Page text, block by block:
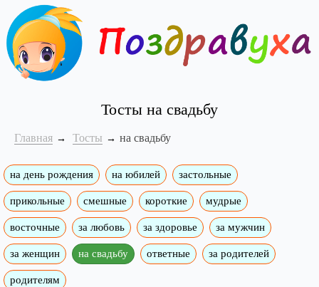
Тосты на свадьбу
Главная Тосты на свадьбу
на день рождения на юбилей застольные
прикольные смешные короткие мудрые
восточные за любовь за здоровье за мужчин
за женщин на свадьбу ответные за родителей
родителям